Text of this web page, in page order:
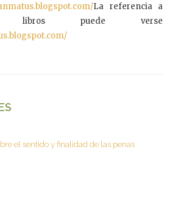
La referencia a
puede verse
el sentido y finalidad de las penas